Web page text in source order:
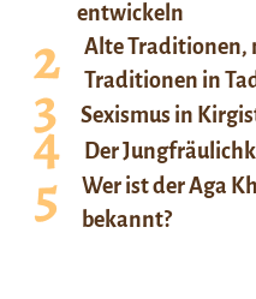
entwickeln
Alte Traditionen,
Traditionen in
Sexismus in
Der
Wer ist der Aga
bekannt?